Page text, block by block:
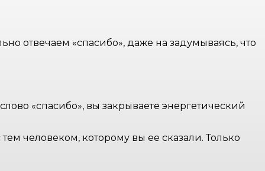
отвечаем «спасибо», даже на задумываясь, что
«спасибо», вы закрываете энергетический
человеком, которому вы ее сказали. Только